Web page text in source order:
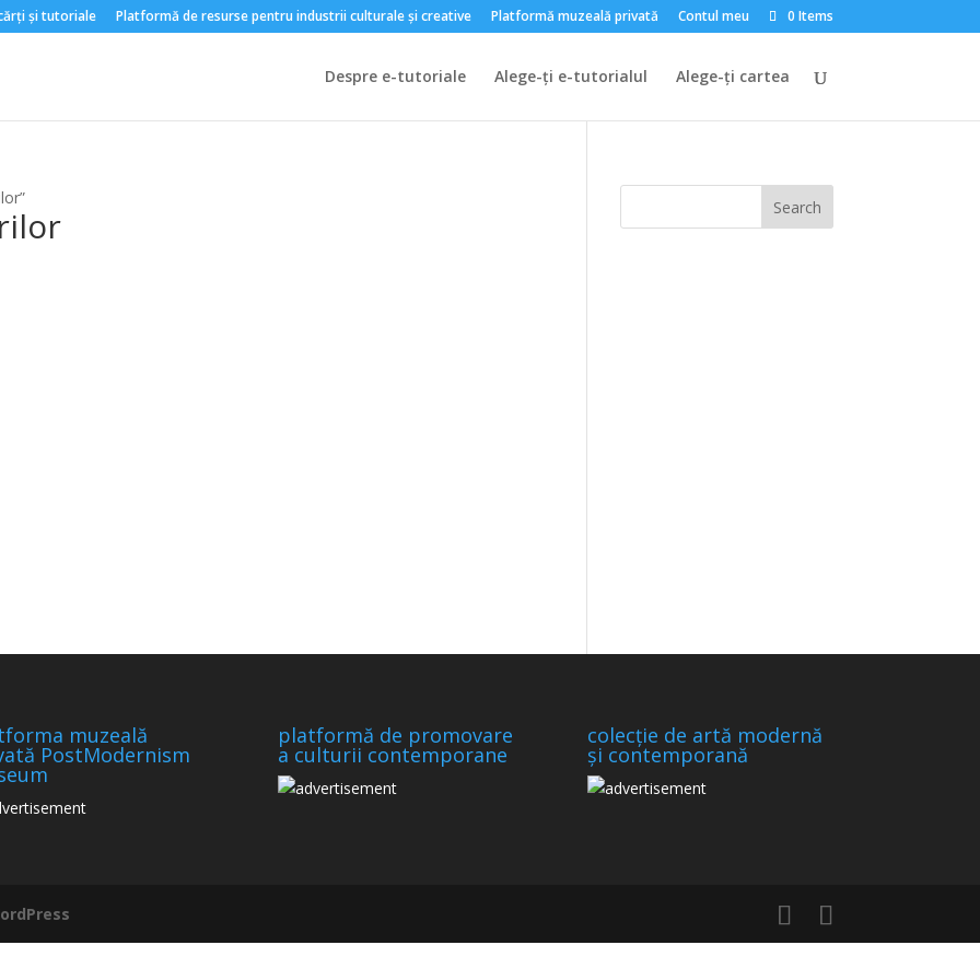
și tutoriale Platformă de resurse pentru industrii culturale și creative Platformă muzeală privată Contul meu 0 Items
Despre e-tutoriale Alege-ți e-tutorialul Alege-ți cartea
muzeală
PostModernism
platformă de promovare
a culturii contemporane
colecție de artă modernă
și contemporană